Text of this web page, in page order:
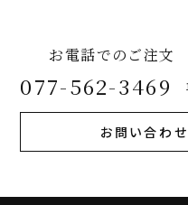
お電話でのご注文
077-562-3469
お問い合わ